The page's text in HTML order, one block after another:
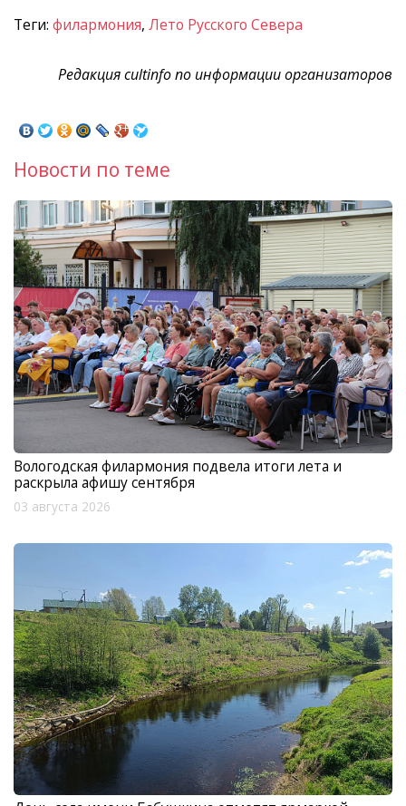
Теги: филармония, Лето Русского Севера
Редакция cultinfo по информации организаторов
Новости по теме
Вологодская филармония подвела итоги лета и
раскрыла афишу сентября
03 августа 2026